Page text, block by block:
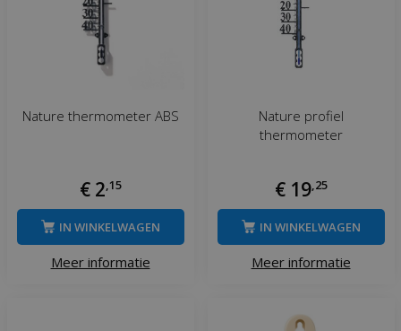
Nature thermometer ABS
€ 2 15
Meer informatie
IN WINKELWAGEN
Nature profiel
thermometer
€ 19, 25
Meer informatie
IN WINKELWAGEN